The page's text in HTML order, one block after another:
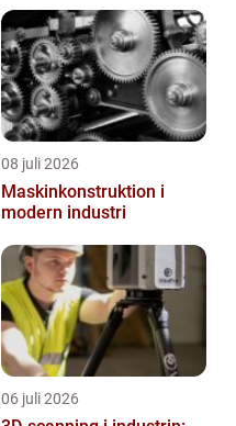
08 juli 2026
Maskinkonstruktion i
modern industri
06 juli 2026